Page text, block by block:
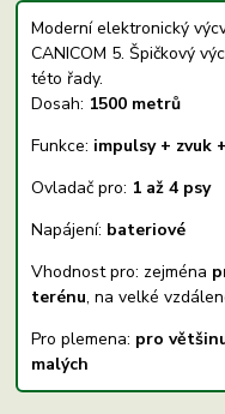
Moderní elektronický
CANICOM 5. Špičkový
této řady.
Dosah: 1500 metrů
Funkce: impulsy + zvuk
Ovladač pro: 1 až 4 psy
Napájení: bateriové
Vhodnost pro: zejména
terénu, na velké
Pro plemena: pro
malých